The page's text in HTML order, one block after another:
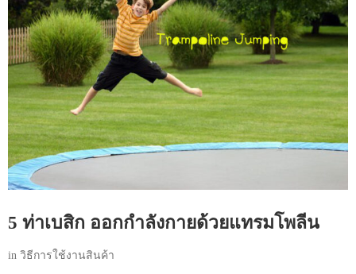
5 ท่าเบสิก ออกกำลังกายด้วยแทรมโพลีน
in วิธีการใช้งานสินค้า